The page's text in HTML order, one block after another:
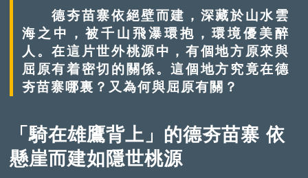
德夯苗寨依絕壁而建，深藏於山水雲
海之中，被千山飛瀑環抱，環境優美醉
人。在這片世外桃源中，有個地方原來與
屈原有着密切的關係。這個地方究竟在德
夯苗寨哪裏？又為何與屈原有關？
「騎在雄鷹背上」的德夯苗寨 依
懸崖而建如隱世桃源